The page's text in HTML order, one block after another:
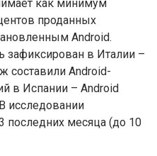
как минимум
проданных
Android.
зафиксирован в Италии –
составили Android-
в Испании – Android
исследовании
последних месяца (до 10